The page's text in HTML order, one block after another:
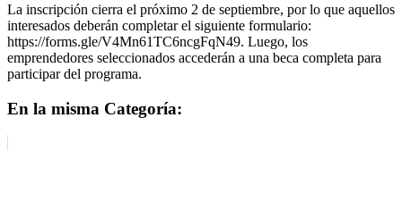
La inscripción cierra el próximo 2 de septiembre, por lo que aquellos
interesados deberán completar el siguiente formulario:
https://forms.gle/V4Mn61TC6ncgFqN49. Luego, los
emprendedores seleccionados accederán a una beca completa para
participar del programa.
En la misma Categoría: